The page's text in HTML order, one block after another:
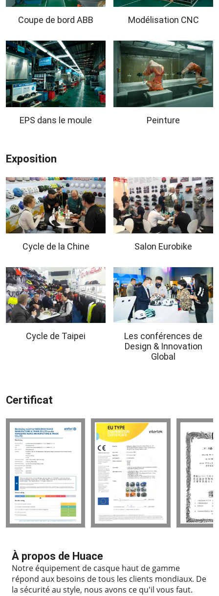
Coupe de bord ABB Modélisation CNC
EPS dans le moule Peinture
Exposition
Cycle de la Chine Salon Eurobike
Cycle de Taipei
Les conférences de
Design & Innovation
Global
Certificat
À propos de Huace
Notre équipement de casque haut de gamme
répond aux besoins de tous les clients mondiaux. De
la sécurité au style, nous avons ce qu'il vous faut.